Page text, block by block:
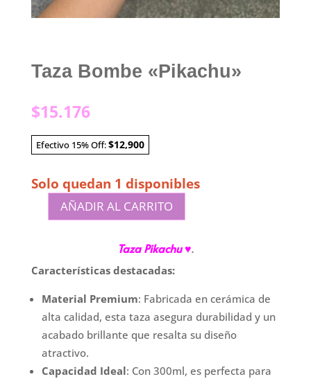
Taza Bombe «Pikachu»
$15.176
Efectivo 15% Off:$12,900
Solo quedan 1 disponibles
cantidad
AÑADIR AL CARRITO
Taza Pikachu♥.
Características destacadas:
Material Premium: Fabricada en cerámica de
alta calidad, esta taza asegura durabilidad y un
acabado brillante que resalta su diseño
atractivo.
Capacidad Ideal: Con 300ml, es perfecta para